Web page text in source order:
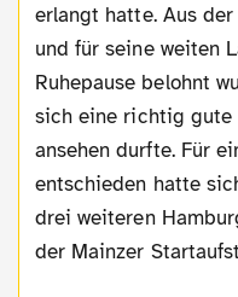
erlangt hatte. Aus
und für seine weiten
Ruhepause belohnt
sich eine richtig gute
ansehen durfte. Für
entschieden hatte
drei weiteren
der Mainzer